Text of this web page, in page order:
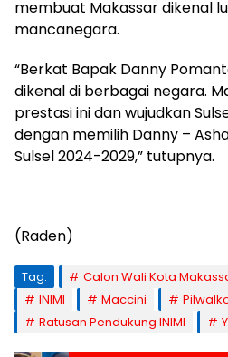
membuat Makassar dikenal
mancanegara.
“Berkat Bapak Danny
dikenal di berbagai negara.
prestasi ini dan wujudkan
dengan memilih Danny –
Sulsel 2024-2029,” tutupnya.
(Raden)
Tag: Calon Wali Kota
INIMI
Maccini
Ratusan Pendukung INIMI